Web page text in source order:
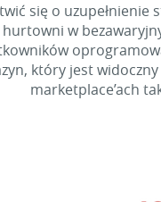
się o
w
który jest
marketplace’ach